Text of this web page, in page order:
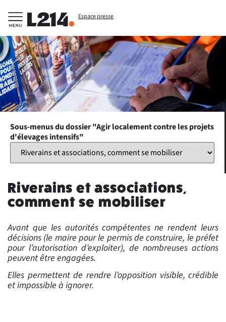
Espace presse
Sous-menus du dossier "Agir localement contre les projets
d'élevages intensifs"
Riverains et associations,
comment se mobiliser
Avant que les autorités compétentes ne rendent leurs
décisions (le maire pour le permis de construire, le préfet
pour l’autorisation d’exploiter), de nombreuses actions
peuvent être engagées.
Elles permettent de rendre l’opposition visible, crédible
et impossible à ignorer.